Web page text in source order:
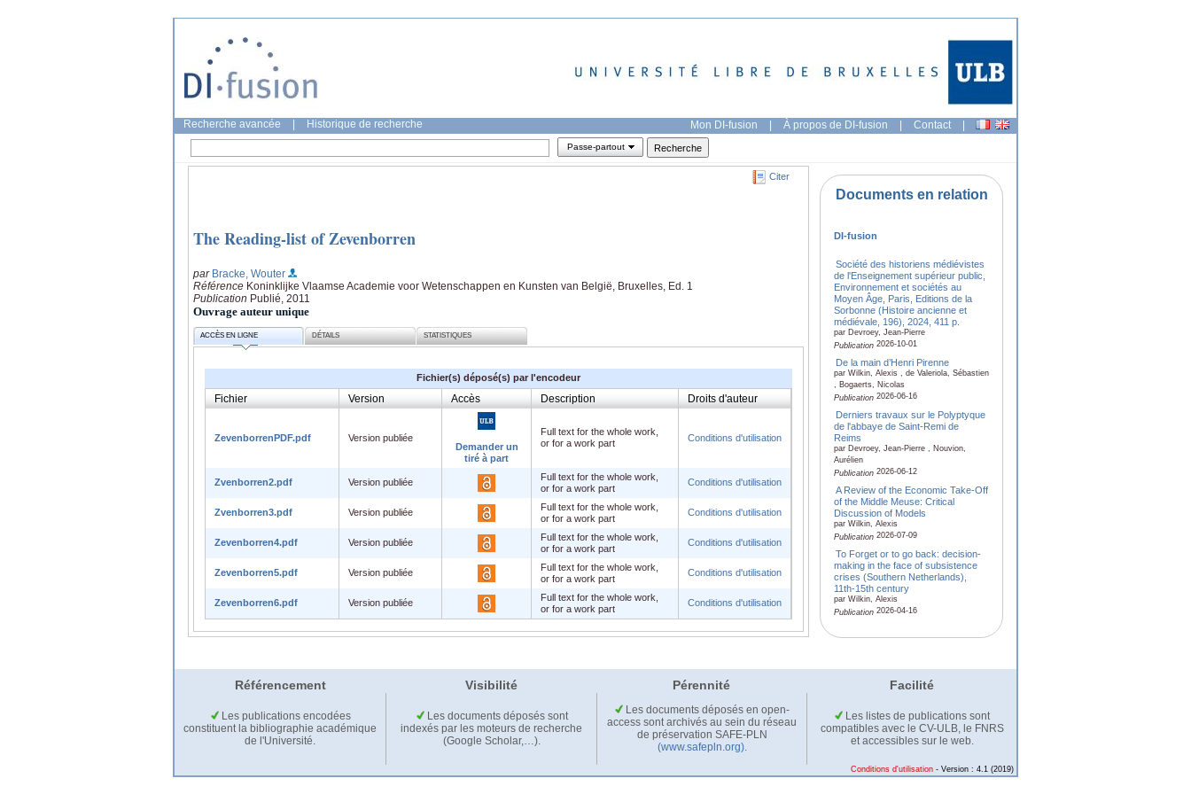
Recherche avancée Historique de recherche Mon DI-fusion | À propos de DI-fusion | Contact |
Passe-partout
Citer
The Reading-list of Zevenborren
par Bracke, Wouter
Référence Koninklijke Vlaamse Academie voor Wetenschappen en Kunsten van België, Bruxelles, Ed. 1
Publication Publié, 2011
Ouvrage auteur unique
ACCÈS EN LIGNE DÉTAILS STATISTIQUES
Fichier(s) déposé(s) par l'encodeur
Fichier Version Accès Description Droits d'auteur
ZevenborrenPDF.pdf
Version publiée
Demander un
tiré à part
Full text for the whole work,
or for a work part
Conditions d'utilisation
Zvenborren2.pdf Version publiée
Full text for the whole work,
or for a work part
Conditions d'utilisation
Zvenborren3.pdf Version publiée
Full text for the whole work,
or for a work part
Conditions d'utilisation
Zevenborren4.pdf Version publiée
Full text for the whole work,
or for a work part
Conditions d'utilisation
Zevenborren5.pdf Version publiée
Full text for the whole work,
or for a work part
Conditions d'utilisation
Zevenborren6.pdf Version publiée
Full text for the whole work,
or for a work part
Conditions d'utilisation
Documents en relation
DI-fusion
Société des historiens médiévistes
de l'Enseignement supérieur public,
Environnement et sociétés au
Moyen Âge, Paris, Editions de la
Sorbonne (Histoire ancienne et
médiévale, 196), 2024, 411 p.
par Devroey, Jean-Pierre
Publication 2026-10-01
De la main d’Henri Pirenne
par Wilkin, Alexis , de Valeriola, Sébastien
, Bogaerts, Nicolas
Publication 2026-06-16
Derniers travaux sur le Polyptyque
de l'abbaye de Saint-Remi de
Reims
par Devroey, Jean-Pierre , Nouvion,
Aurélien
Publication 2026-06-12
A Review of the Economic Take-Off
of the Middle Meuse: Critical
Discussion of Models
par Wilkin, Alexis
Publication 2026-07-09
To Forget or to go back: decision-
making in the face of subsistence
crises (Southern Netherlands),
11th-15th century
par Wilkin, Alexis
Publication 2026-04-16
Référencement Visibilité Pérennité Facilité
Les publications encodées
constituent la bibliographie académique
de l'Université.
Les documents déposés sont
indexés par les moteurs de recherche
(Google Scholar,…).
Les documents déposés en open-
access sont archivés au sein du réseau
de préservation SAFE-PLN
(www.safepln.org).
Les listes de publications sont
compatibles avec le CV-ULB, le FNRS
et accessibles sur le web.
Conditions d'utilisation - Version : 4.1 (2019)